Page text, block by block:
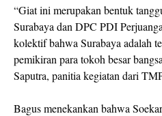
“Giat ini merupakan bentuk
Surabaya dan DPC PDI
kolektif bahwa Surabaya adalah
pemikiran para tokoh besar
Saputra, panitia kegiatan dari
Bagus menekankan bahwa